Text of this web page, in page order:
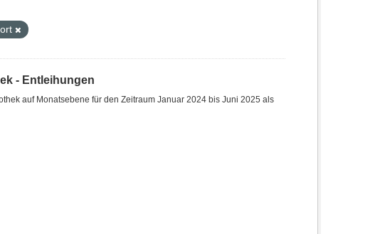
- Entleihungen
auf Monatsebene für den Zeitraum Januar 2024 bis Juni 2025 als